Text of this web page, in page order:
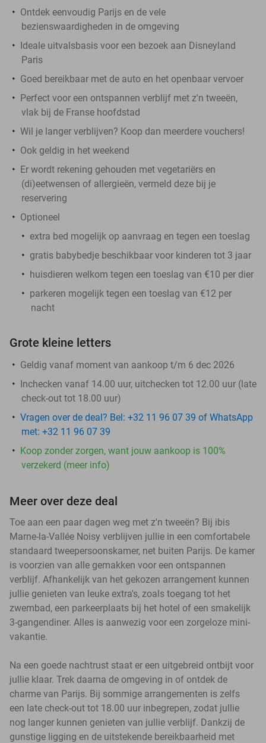
Ontdek eenvoudig Parijs en de vele
bezienswaardigheden in de omgeving
Ideale uitvalsbasis voor een bezoek aan Disneyland
Paris
Goed bereikbaar met de auto en het openbaar vervoer
Perfect voor een ontspannen verblijf met z'n tweeën,
vlak bij de Franse hoofdstad
Wil je langer verblijven? Koop dan meerdere vouchers!
Ook geldig in het weekend
Er wordt rekening gehouden met vegetariërs en
(di)eetwensen of allergieën, vermeld deze bij je
reservering
Optioneel
extra bed mogelijk op aanvraag en tegen een toeslag
gratis babybedje beschikbaar voor kinderen tot 3 jaar
huisdieren welkom tegen een toeslag van €10 per dier
parkeren mogelijk tegen een toeslag van €12 per
nacht
Grote kleine letters
Geldig vanaf moment van aankoop t/m 6 dec 2026
Inchecken vanaf 14.00 uur, uitchecken tot 12.00 uur (late
check-out tot 18.00 uur)
Vragen over de deal? Bel: +32 11 96 07 39 of WhatsApp
met: +32 11 96 07 39
Koop zonder zorgen, want jouw aankoop is 100%
verzekerd (meer info)
Meer over deze deal
Toe aan een paar dagen weg met z'n tweeën? Bij ibis
Marne-la-Vallée Noisy verblijven jullie in een comfortabele
standaard tweepersoonskamer, net buiten Parijs. De kamer
is voorzien van alle gemakken voor een ontspannen
verblijf. Afhankelijk van het gekozen arrangement kunnen
jullie genieten van leuke extra's, zoals toegang tot het
zwembad, een parkeerplaats bij het hotel of een smakelijk
3-gangendiner. Alles is aanwezig voor een zorgeloze mini-
vakantie.
Na een goede nachtrust staat er een uitgebreid ontbijt voor
jullie klaar. Trek daarna de omgeving in of ontdek de
charme van Parijs. Bij sommige arrangementen is zelfs
een late check-out tot 18.00 uur inbegrepen, zodat jullie
nog langer kunnen genieten van jullie verblijf. Dankzij de
gunstige ligging en de uitstekende bereikbaarheid met